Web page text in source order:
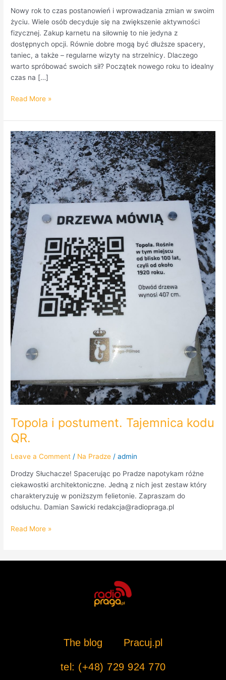
Nowy rok to czas postanowień i wprowadzania zmian w swoim
życiu. Wiele osób decyduje się na zwiększenie aktywności
fizycznej. Zakup karnetu na siłownię to nie jedyna z
dostępnych opcji. Równie dobre mogą być dłuższe spacery,
taniec, a także – regularne wizyty na strzelnicy. Dlaczego
warto spróbować swoich sił? Początek nowego roku to idealny
czas na […]
Read More »
Topola i postument. Tajemnica kodu
QR.
Leave a Comment / Na Pradze /admin
Drodzy Słuchacze! Spacerując po Pradze napotykam różne
ciekawostki architektoniczne. Jedną z nich jest zestaw który
charakteryzuję w poniższym felietonie. Zapraszam do
odsłuchu. Damian Sawicki redakcja@radiopraga.pl
Topola
i
postument.
Tajemnica
kodu
QR.
Read More »
The blog Pracuj.pl
tel: (+48) 729 924 770